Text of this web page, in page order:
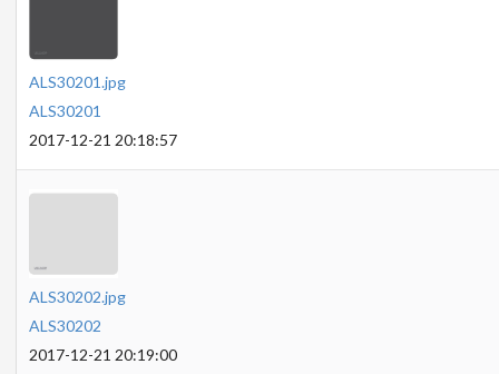
ALS30201.jpg
ALS30201
2017-12-21 20:18:57
ALS30202.jpg
ALS30202
2017-12-21 20:19:00